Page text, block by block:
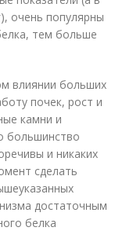
очень популярны
тем больше
влиянии больших
почек, рост и
камни и
большинство
и никаких
сделать
достаточным
белка